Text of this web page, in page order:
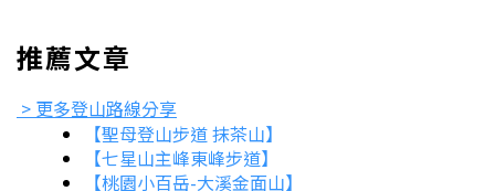
推薦文章
> 更多登山路線分享
【聖母登山步道 抹茶山】
【七星山主峰東峰步道】
【桃園小百岳-大溪金面山】